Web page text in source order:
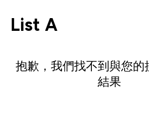
List A
抱歉，我們找不到與您的
結果